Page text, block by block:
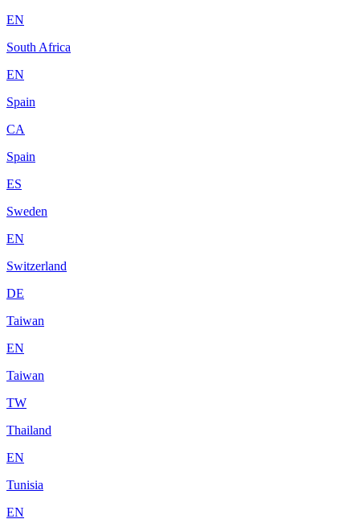
EN
South Africa
EN
Spain
CA
Spain
ES
Sweden
EN
Switzerland
DE
Taiwan
EN
Taiwan
TW
Thailand
EN
Tunisia
EN